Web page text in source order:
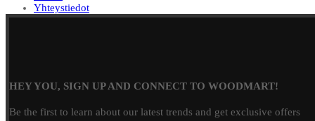
Yhteystiedot
HEY YOU, SIGN UP AND CONNECT TO WOODMART!
Be the first to learn about our latest trends and get exclusive offers